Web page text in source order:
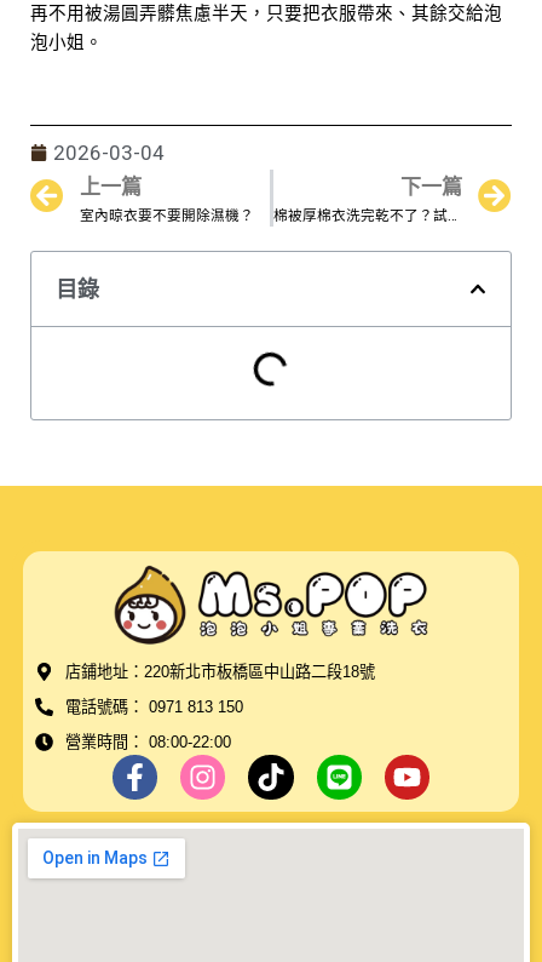
目錄
再不用被湯圓弄髒焦慮半天，只要把衣服帶來、其餘交給泡
泡小姐。
2026-03-04
Prev
上一篇
室內晾衣要不要開除濕機？
下一篇
棉被厚棉衣洗完乾不了？試試「毛巾加速法」
店鋪地址：220新北市板橋區中山路二段18號
電話號碼： 0971 813 150
營業時間： 08:00-22:00
F
a
c
e
b
I
n
s
T
i
k
L
i
n
Y
o
u